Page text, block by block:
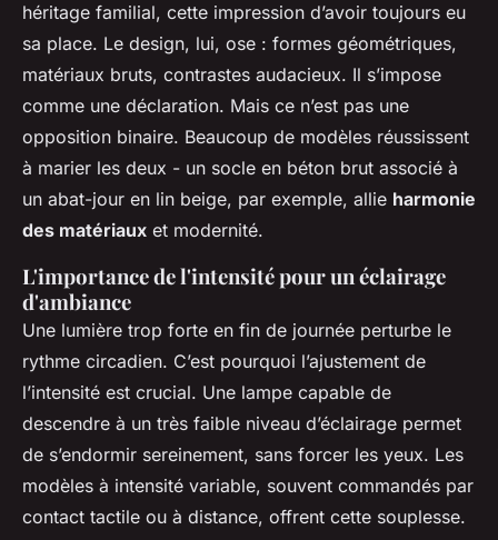
héritage familial, cette impression d’avoir toujours eu
sa place. Le design, lui, ose : formes géométriques,
matériaux bruts, contrastes audacieux. Il s’impose
comme une déclaration. Mais ce n’est pas une
opposition binaire. Beaucoup de modèles réussissent
à marier les deux - un socle en béton brut associé à
un abat-jour en lin beige, par exemple, allie harmonie
des matériaux et modernité.
L'importance de l'intensité pour un éclairage
d'ambiance
Une lumière trop forte en fin de journée perturbe le
rythme circadien. C’est pourquoi l’ajustement de
l’intensité est crucial. Une lampe capable de
descendre à un très faible niveau d’éclairage permet
de s’endormir sereinement, sans forcer les yeux. Les
modèles à intensité variable, souvent commandés par
contact tactile ou à distance, offrent cette souplesse.